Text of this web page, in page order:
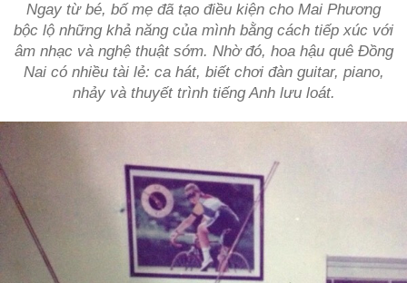
Ngay từ bé, bố mẹ đã tạo điều kiện cho Mai Phương
bộc lộ những khả năng của mình bằng cách tiếp xúc với
âm nhạc và nghệ thuật sớm. Nhờ đó, hoa hậu quê Đồng
Nai có nhiều tài lẻ: ca hát, biết chơi đàn guitar, piano,
nhảy và thuyết trình tiếng Anh lưu loát.